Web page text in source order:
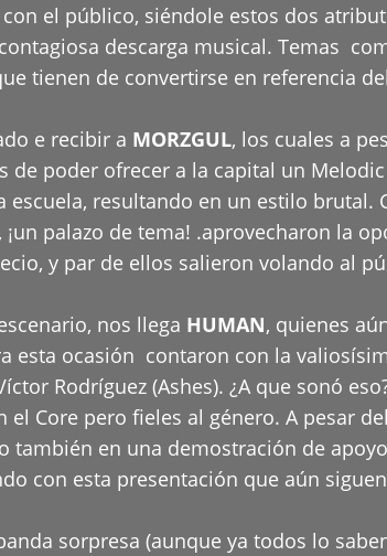
el público, siéndole estos dos
descarga musical. Temas
tienen de convertirse en referencia
e recibir a MORZGUL, los cuales a
de poder ofrecer a la capital un
resultando en un estilo brutal.
¡un palazo de tema! .aprovecharon la
y par de ellos salieron volando al
nos llega HUMAN, quienes
esta ocasión contaron con la
Rodríguez (Ashes). ¿A que sonó
Core pero fieles al género. A pesar
también en una demostración de
con esta presentación que aún
sorpresa (aunque ya todos lo